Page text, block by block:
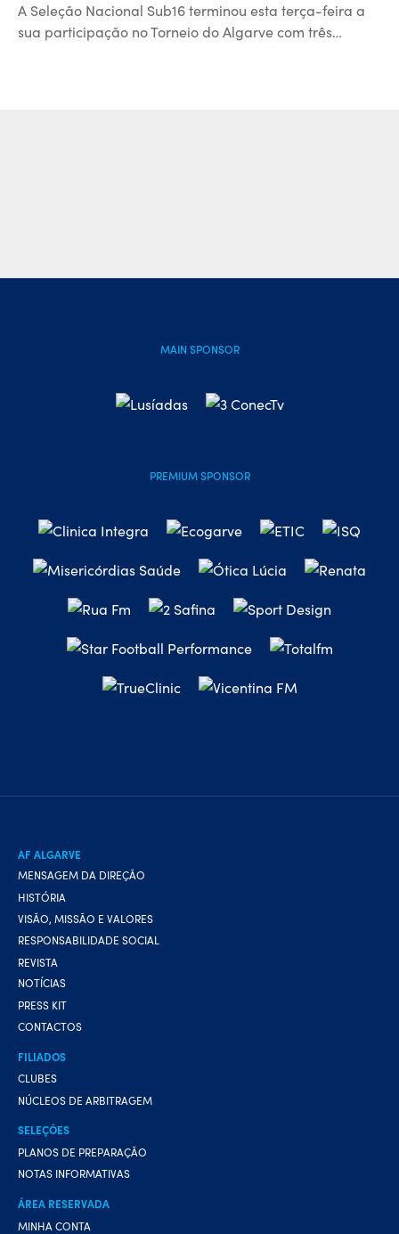
A Seleção Nacional Sub16 terminou esta terça-feira a
sua participação no Torneio do Algarve com três…
MAIN SPONSOR
PREMIUM SPONSOR
AF ALGARVE
MENSAGEM DA DIREÇÃO
HISTÓRIA
VISÃO, MISSÃO E VALORES
RESPONSABILIDADE SOCIAL
REVISTA
NOTÍCIAS
PRESS KIT
CONTACTOS
FILIADOS
CLUBES
NÚCLEOS DE ARBITRAGEM
SELEÇÕES
PLANOS DE PREPARAÇÃO
NOTAS INFORMATIVAS
ÁREA RESERVADA
MINHA CONTA